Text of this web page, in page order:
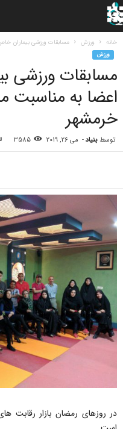
خانه ورزش مسابقات ورزشی بیماران
ورزش
مسابقات ورزشی
اعضا به مناسبت
خرمشهر
توسط بنیاد- می 26, 2019 3585
در روزهای رمضان بازار رقابت